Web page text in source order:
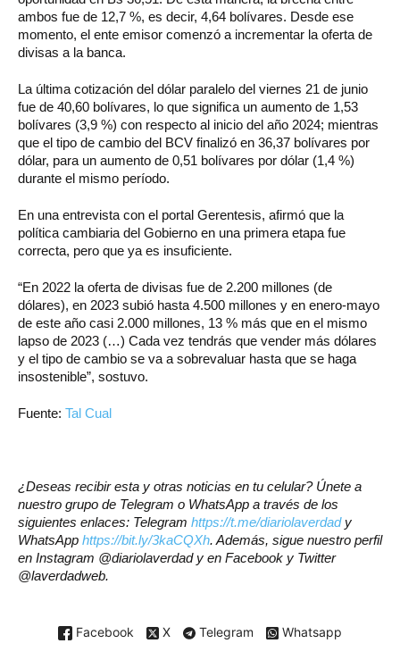
ambos fue de 12,7 %, es decir, 4,64 bolívares. Desde ese
momento, el ente emisor comenzó a incrementar la oferta de
divisas a la banca.
La última cotización del dólar paralelo del viernes 21 de junio
fue de 40,60 bolívares, lo que significa un aumento de 1,53
bolívares (3,9 %) con respecto al inicio del año 2024; mientras
que el tipo de cambio del BCV finalizó en 36,37 bolívares por
dólar, para un aumento de 0,51 bolívares por dólar (1,4 %)
durante el mismo período.
En una entrevista con el portal Gerentesis, afirmó que la
política cambiaria del Gobierno en una primera etapa fue
correcta, pero que ya es insuficiente.
“En 2022 la oferta de divisas fue de 2.200 millones (de
dólares), en 2023 subió hasta 4.500 millones y en enero-mayo
de este año casi 2.000 millones, 13 % más que en el mismo
lapso de 2023 (…) Cada vez tendrás que vender más dólares
y el tipo de cambio se va a sobrevaluar hasta que se haga
insostenible”, sostuvo.
Fuente: Tal Cual
¿Deseas recibir esta y otras noticias en tu celular? Únete a
nuestro grupo de Telegram o WhatsApp a través de los
siguientes enlaces: Telegram https://t.me/diariolaverdady
WhatsApp https://bit.ly/3kaCQXh. Además, sigue nuestro perfil
en Instagram @diariolaverdad y en Facebook y Twitter
@laverdadweb.
Facebook X Telegram Whatsapp